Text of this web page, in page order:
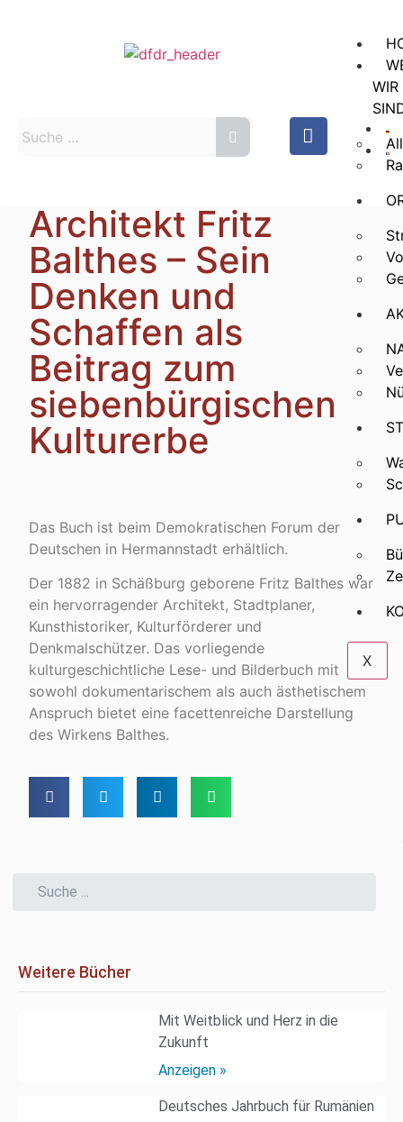
WIR
X
Architekt Fritz
Balthes – Sein
Denken und
Schaffen als
Beitrag zum
siebenbürgischen
Kulturerbe
Das Buch ist beim Demokratischen Forum der
Deutschen in Hermannstadt erhältlich.
Der 1882 in Schäßburg geborene Fritz Balthes war
ein hervorragender Architekt, Stadtplaner,
Kunsthistoriker, Kulturförderer und
Denkmalschützer. Das vorliegende
kulturgeschichtliche Lese- und Bilderbuch mit
sowohl dokumentarischem als auch ästhetischem
Anspruch bietet eine facettenreiche Darstellung
des Wirkens Balthes.
Weitere Bücher
Mit Weitblick und Herz in die
Zukunft
Anzeigen »
Deutsches Jahrbuch für Rumänien